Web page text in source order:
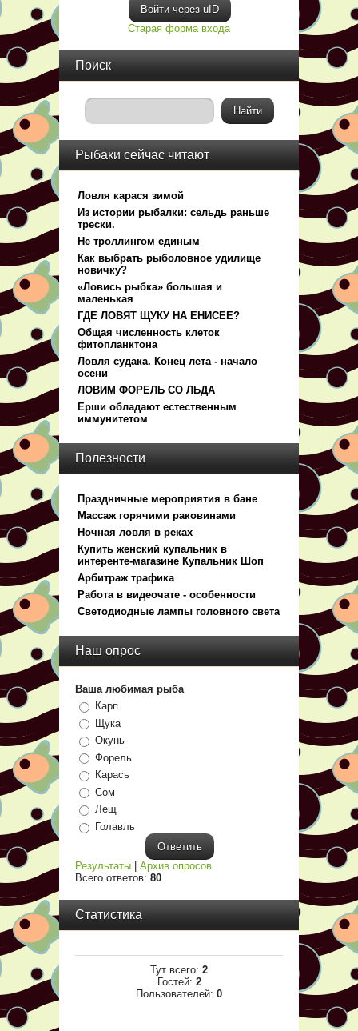
Войти через uID
Старая форма входа
Поиск
Рыбаки сейчас читают
Ловля карася зимой
Из истории рыбалки: сельдь раньше
трески.
Не троллингом единым
Как выбрать рыболовное удилище
новичку?
«Ловись рыбка» большая и
маленькая
ГДЕ ЛОВЯТ ЩУКУ НА ЕНИСЕЕ?
Общая численность клеток
фитопланктона
Ловля судака. Конец лета - начало
осени
ЛОВИМ ФОРЕЛЬ СО ЛЬДА
Ерши обладают естественным
иммунитетом
Полезности
Праздничные мероприятия в бане
Массаж горячими раковинами
Ночная ловля в реках
Купить женский купальник в
интеренте-магазине Купальник Шоп
Арбитраж трафика
Работа в видеочате - особенности
Светодиодные лампы головного света
Наш опрос
Ваша любимая рыба
Карп
Щука
Окунь
Форель
Карась
Сом
Лещ
Голавль
Результаты | Архив опросов
Всего ответов: 80
Статистика
Тут всего: 2
Гостей: 2
Пользователей: 0